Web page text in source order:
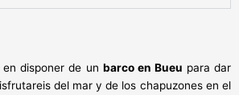
disponer de un barco en Bueu para dar
del mar y de los chapuzones en el